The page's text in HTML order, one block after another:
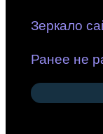
Зеркало
Ранее не